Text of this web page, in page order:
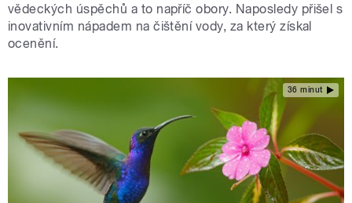
vědeckých úspěchů a to napříč obory. Naposledy přišel s
inovativním nápadem na čištění vody, za který získal
ocenění.
36 minut